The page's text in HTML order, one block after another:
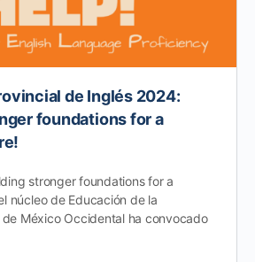
de Inglés 2024:
foundations for a
stronger foundations for a
núcleo de Educación de la
de México Occidental ha convocado